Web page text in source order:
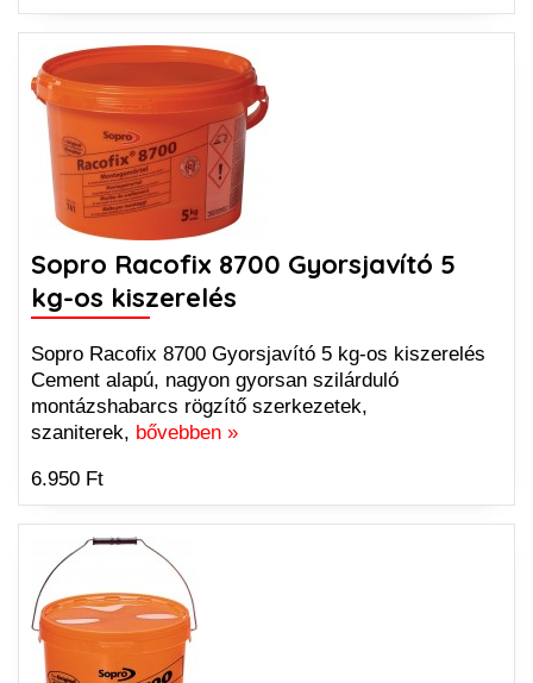
Sopro Racofix 8700 Gyorsjavító 5
kg-os kiszerelés
Sopro Racofix 8700 Gyorsjavító 5 kg-os kiszerelés
Cement alapú, nagyon gyorsan szilárduló
montázshabarcs rögzítő szerkezetek,
szaniterek, bővebben »
6.950 Ft